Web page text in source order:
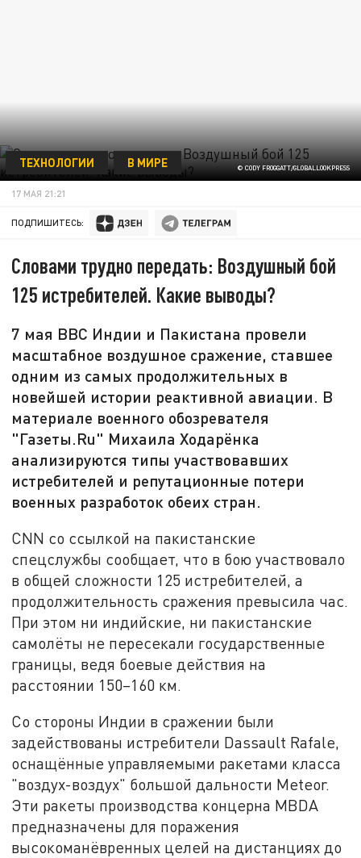
© CODY FROGGATT/GLOBALLOOKPRESS
ТЕХНОЛОГИИ В МИРЕ
17 МАЯ 21:21
ПОДПИШИТЕСЬ:
Словами трудно передать: Воздушный бой
125 истребителей. Какие выводы?
7 мая ВВС Индии и Пакистана провели
масштабное воздушное сражение, ставшее
одним из самых продолжительных в
новейшей истории реактивной авиации. В
материале военного обозревателя
"Газеты.Ru" Михаила Ходарёнка
анализируются типы участвовавших
истребителей и репутационные потери
военных разработок обеих стран.
CNN со ссылкой на пакистанские
спецслужбы сообщает, что в бою участвовало
в общей сложности 125 истребителей, а
продолжительность сражения превысила час.
При этом ни индийские, ни пакистанские
самолёты не пересекали государственные
границы, ведя боевые действия на
расстоянии 150–160 км.
Со стороны Индии в сражении были
задействованы истребители Dassault Rafale,
оснащённые управляемыми ракетами класса
"воздух-воздух" большой дальности Meteor.
Эти ракеты производства концерна MBDA
предназначены для поражения
высокоманёвренных целей на дистанциях до